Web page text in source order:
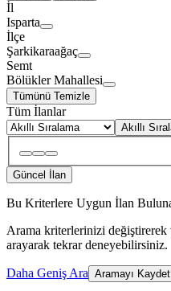
İl
Isparta
İlçe
Şarkikaraağaç
Semt
Bölükler Mahallesi
Tümünü Temizle
Tüm İlanlar
Akıllı
Güncel İlan
Bu Kriterlere Uygun İlan
Arama kriterlerinizi değiştirerek
arayarak tekrar deneyebilirsiniz.
Daha Geniş Ara Aramayı Kaydet